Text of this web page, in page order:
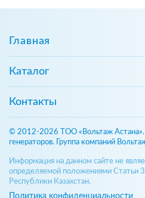
Главная
Каталог
Контакты
© 2012-2026 ТОО «Вольтаж Астана».
генераторов. Группа компаний
Информация на данном сайте не
определяемой положениями Статьи
Республики Казахстан.
Политика конфиденциальности